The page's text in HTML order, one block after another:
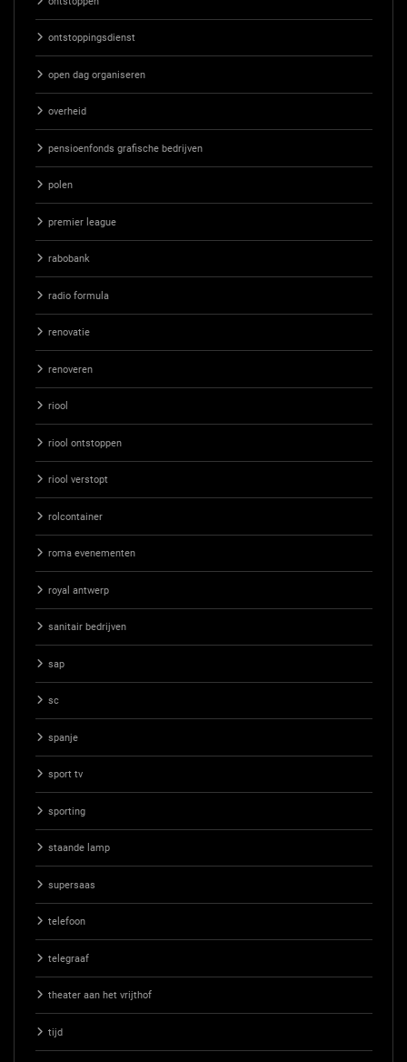
ontstoppingsdienst
open dag organiseren
overheid
pensioenfonds grafische bedrijven
polen
premier league
rabobank
radio formula
renovatie
renoveren
riool
riool ontstoppen
riool verstopt
rolcontainer
roma evenementen
royal antwerp
sanitair bedrijven
sap
sc
spanje
sport tv
sporting
staande lamp
supersaas
telefoon
telegraaf
theater aan het vrijthof
tijd